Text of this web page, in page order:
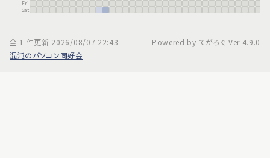
Fri
Sat
全 1 件更新 2026/08/07 22:43 Powered by てがろぐ Ver 4.9.0
混沌のパソコン同好会